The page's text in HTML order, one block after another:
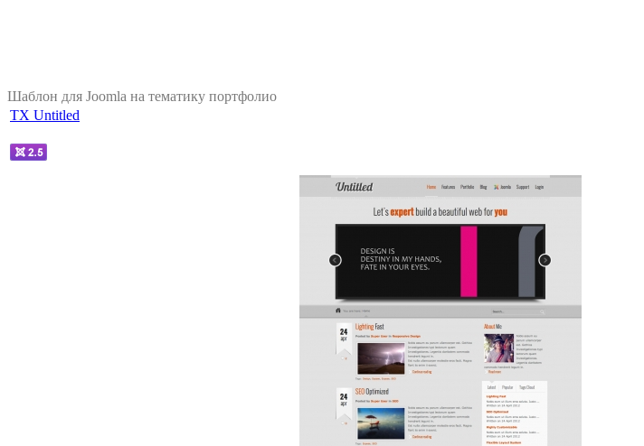
Шаблон для Joomla на тематику портфолио
TX Untitled